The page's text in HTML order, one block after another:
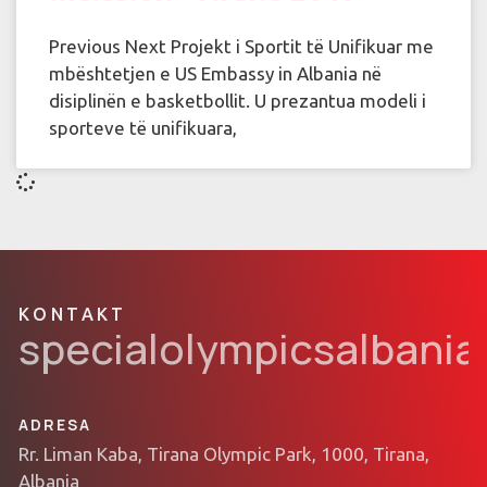
Previous Next Projekt i Sportit të Unifikuar me
mbështetjen e US Embassy in Albania në
disiplinën e basketbollit. U prezantua modeli i
sporteve të unifikuara,
KONTAKT
ADRESA
Rr. Liman Kaba, Tirana Olympic Park, 1000, Tirana,
Albania